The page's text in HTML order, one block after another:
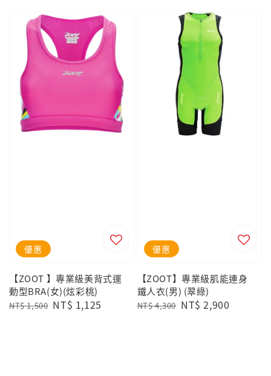
優惠
【ZOOT 】專業級美背式運
動型BRA(女)(炫彩桃)
Regular
NT$ 1,500 Sale
NT$ 1,125
優惠
【ZOOT】專業級肌能連身
鐵人衣(男) (翠綠)
Regular
NT$ 4,300 Sale
NT$ 2,900